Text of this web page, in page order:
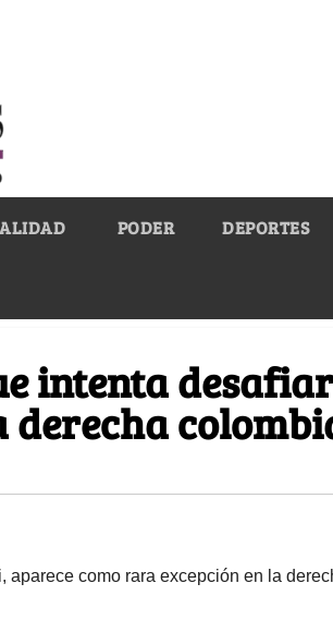
PODER DEPORTES
intenta
derecha
aparece como rara excepción en la